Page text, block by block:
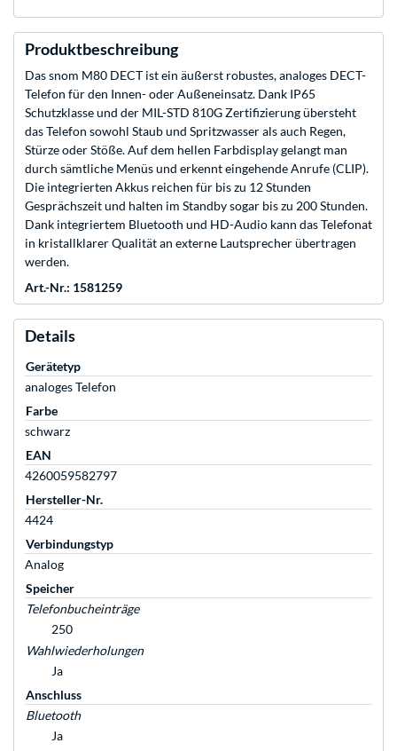
Produktbeschreibung
Das snom M80 DECT ist ein äußerst robustes, analoges DECT-
Telefon für den Innen- oder Außeneinsatz. Dank IP65
Schutzklasse und der MIL-STD 810G Zertifizierung übersteht
das Telefon sowohl Staub und Spritzwasser als auch Regen,
Stürze oder Stöße. Auf dem hellen Farbdisplay gelangt man
durch sämtliche Menüs und erkennt eingehende Anrufe (CLIP).
Die integrierten Akkus reichen für bis zu 12 Stunden
Gesprächszeit und halten im Standby sogar bis zu 200 Stunden.
Dank integriertem Bluetooth und HD-Audio kann das Telefonat
in kristallklarer Qualität an externe Lautsprecher übertragen
werden.
Art.-Nr.: 1581259
Details
Gerätetyp
analoges Telefon
Farbe
schwarz
EAN
4260059582797
Hersteller-Nr.
4424
Verbindungstyp
Analog
Speicher
Telefonbucheinträge
250
Wahlwiederholungen
Ja
Anschluss
Bluetooth
Ja